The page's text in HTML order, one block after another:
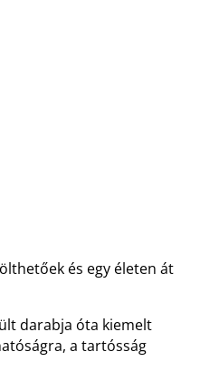
és egy életen át
darabja óta kiemelt
a tartósság